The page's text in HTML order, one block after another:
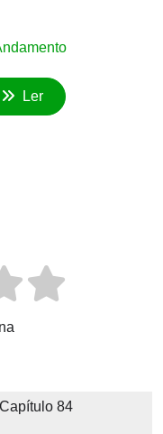
Ler
Capítulo 84